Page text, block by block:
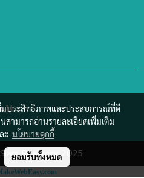
ไข
Roastery 2025
มประสิทธิภาพและประสบการณ์ที่ดี
สามารถอ่านรายละเอียดเพิ่มเติม
ะ นโยบายคุกกี้
ยอมรับทั้งหมด